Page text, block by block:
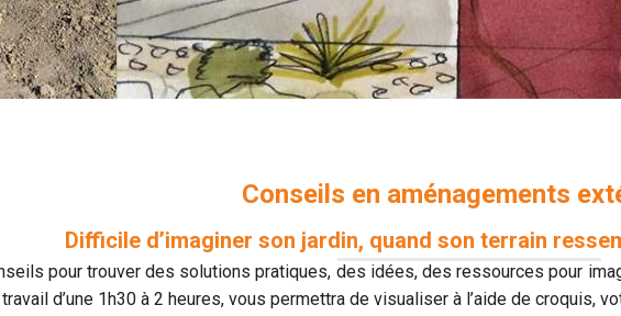
Conseils en aménagements
Difficile d’imaginer son jardin, quand son terrain
pour trouver des solutions pratiques, des idées, des ressources pour
d’une 1h30 à 2 heures, vous permettra de visualiser à l’aide de croquis,